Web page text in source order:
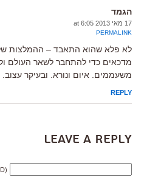
הגמד
17 מאי 2013 at 6:05
PERMALINK
לא פלא שהוא התאבד – ההמלצות שלו
מדכאים כדי להתחבר לשאר העולם
משעממים. איום ונורא. ובעיקר עצוב.
REPLY
Leave a Reply